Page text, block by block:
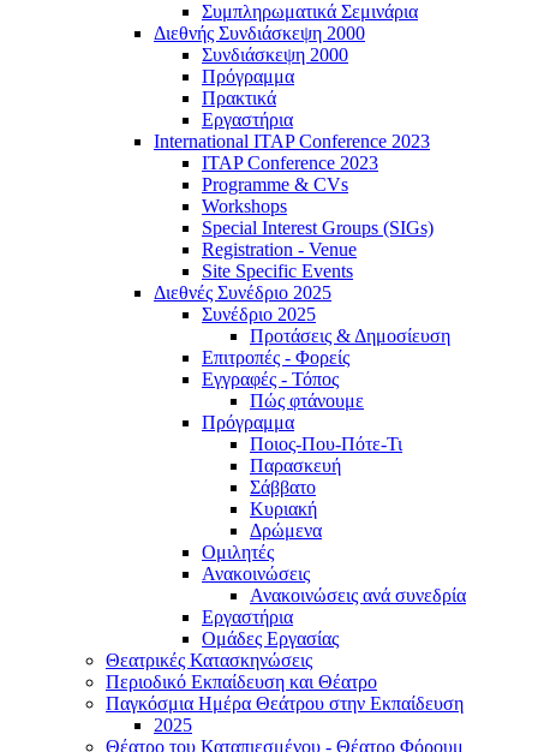
Συμπληρωματικά Σεμινάρια
Διεθνής Συνδιάσκεψη 2000
Συνδιάσκεψη 2000
Πρόγραμμα
Πρακτικά
Εργαστήρια
International ITAP Conference 2023
ITAP Conference 2023
Programme & CVs
Workshops
Special Interest Groups (SIGs)
Registration - Venue
Site Specific Events
Διεθνές Συνέδριο 2025
Συνέδριο 2025
Προτάσεις & Δημοσίευση
Επιτροπές - Φορείς
Εγγραφές - Τόπος
Πώς φτάνουμε
Πρόγραμμα
Ποιος-Που-Πότε-Τι
Παρασκευή
Σάββατο
Κυριακή
Δρώμενα
Ομιλητές
Ανακοινώσεις
Ανακοινώσεις ανά συνεδρία
Εργαστήρια
Ομάδες Εργασίας
Θεατρικές Κατασκηνώσεις
Περιοδικό Εκπαίδευση και Θέατρο
Παγκόσμια Ημέρα Θεάτρου στην Εκπαίδευση
2025
Θέατρο του Καταπιεσμένου - Θέατρο Φόρουμ